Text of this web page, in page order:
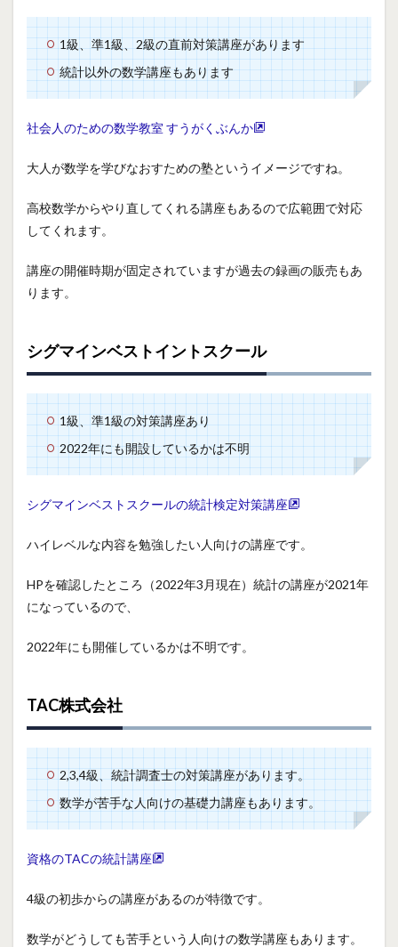
1級、準1級、2級の直前対策講座があります
統計以外の数学講座もあります
社会人のための数学教室 すうがくぶんか
大人が数学を学びなおすための塾というイメージですね。
高校数学からやり直してくれる講座もあるので広範囲で対応
してくれます。
講座の開催時期が固定されていますが過去の録画の販売もあ
ります。
シグマインベストイントスクール
1級、準1級の対策講座あり
2022年にも開設しているかは不明
シグマインベストスクールの統計検定対策講座
ハイレベルな内容を勉強したい人向けの講座です。
HPを確認したところ（2022年3月現在）統計の講座が2021年
になっているので、
2022年にも開催しているかは不明です。
TAC株式会社
2,3,4級、統計調査士の対策講座があります。
数学が苦手な人向けの基礎力講座もあります。
資格のTACの統計講座
4級の初歩からの講座があるのが特徴です。
数学がどうしても苦手という人向けの数学講座もあります。